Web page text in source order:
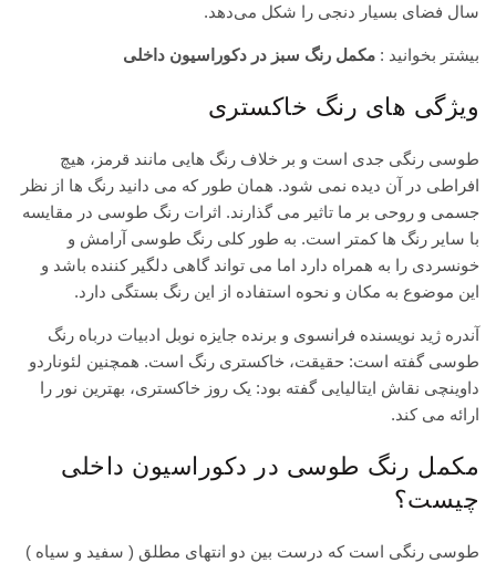
سال فضای بسیار دنجی را شکل می‌دهد.
بیشتر بخوانید : مکمل رنگ سبز در دکوراسیون داخلی
ویژگی های رنگ خاکستری
طوسی رنگی جدی است و بر خلاف رنگ هایی مانند قرمز، هیچ
افراطی در آن دیده نمی شود. همان طور که می دانید رنگ ها از نظر
جسمی و روحی بر ما تاثیر می گذارند. اثرات رنگ طوسی در مقایسه
با سایر رنگ ها کمتر است. به طور کلی رنگ طوسی آرامش و
خونسردی را به همراه دارد اما می تواند گاهی دلگیر کننده باشد و
این موضوع به مکان و نحوه استفاده از این رنگ بستگی دارد.
آندره ژید نویسنده فرانسوی و برنده جایزه نوبل ادبیات درباه رنگ
طوسی گفته است: حقیقت، خاکستری رنگ است. همچنین لئوناردو
داوینچی نقاش ایتالیایی گفته بود: یک روز خاکستری، بهترین نور را
ارائه می کند.
مکمل رنگ طوسی در دکوراسیون داخلی
چیست؟
طوسی رنگی است که درست بین دو انتهای مطلق ( سفید و سیاه )